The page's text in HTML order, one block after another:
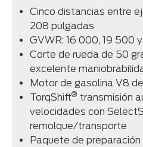
Cinco distancias entre
208 pulgadas
GVWR: 16 000, 19 500
Corte de rueda de 50
excelente
Motor de gasolina V8
TorqShift® transmisión
velocidades con
remolque/transporte
Paquete de